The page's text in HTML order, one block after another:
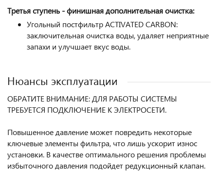
Третья ступень - финишная дополнительная очистка:
Угольный постфильтр ACTIVATED CARBON:
заключительная очистка воды, удаляет неприятные
запахи и улучшает вкус воды.
Нюансы эксплуатации
ОБРАТИТЕ ВНИМАНИЕ: ДЛЯ РАБОТЫ СИСТЕМЫ
ТРЕБУЕТСЯ ПОДКЛЮЧЕНИЕ К ЭЛЕКТРОСЕТИ.
Повышенное давление может повредить некоторые
ключевые элементы фильтра, что лишь ускорит износ
установки. В качестве оптимального решения проблемы
избыточного давления подойдет редукционный клапан.